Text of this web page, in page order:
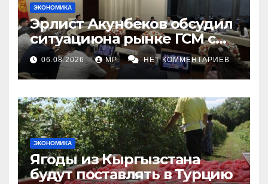
ЭКОНОМИКА
Эрлист Акунбеков обсудил
ситуациюна рынке ГСМ с
топливными компаниями
06.08.2026 MP НЕТ КОММЕНТАРИЕВ
ЭКОНОМИКА
Ягоды из Кыргызстана
будут поставлять в Турцию